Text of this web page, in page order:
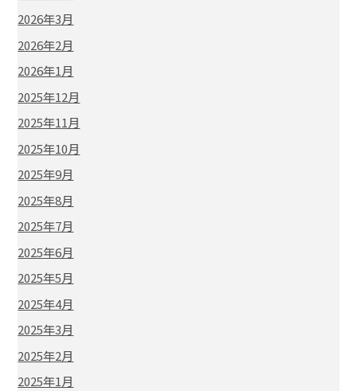
2026年3月
2026年2月
2026年1月
2025年12月
2025年11月
2025年10月
2025年9月
2025年8月
2025年7月
2025年6月
2025年5月
2025年4月
2025年3月
2025年2月
2025年1月